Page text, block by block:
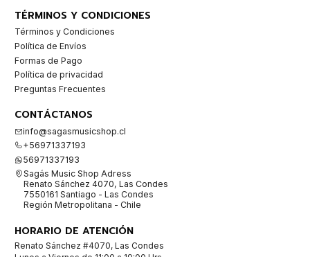
TÉRMINOS Y CONDICIONES
Términos y Condiciones
Política de Envíos
Formas de Pago
Política de privacidad
Preguntas Frecuentes
CONTÁCTANOS
info@sagasmusicshop.cl
+56971337193
56971337193
Sagás Music Shop Adress
Renato Sánchez 4070, Las Condes
7550161 Santiago - Las Condes
Región Metropolitana - Chile
HORARIO DE ATENCIÓN
Renato Sánchez #4070, Las Condes